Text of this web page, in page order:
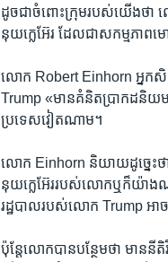
ដូចជា​ចំពោះ​ក្រុម​របស់​យើង​ថា
នុយក្លេអ៊ែរ ដែល​ជា​សកម្មភាព​
លោក Robert Einhorn អ្នក​សិក្
Trump «មាន​គំនិត​ប្រាកដ​និយម​
ប្រទេស​វៀតណាម។
លោក Einhorn និយាយ​ដូច្នេះ​ថ
នុយក្លេអ៊ែរ​របស់​លោក​ឬ​ក៏​យ៉ាង​ណ
រដ្ឋបាល​របស់​លោក Trump អាច​
ប៉ុន្តែលោក​បាន​បន្ថែម​ថា មាន​នី